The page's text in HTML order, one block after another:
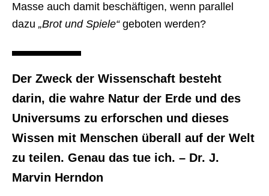
Masse auch damit beschäftigen, wenn parallel
dazu „Brot und Spiele“geboten werden?
Der Zweck der Wissenschaft besteht
darin, die wahre Natur der Erde und des
Universums zu erforschen und dieses
Wissen mit Menschen überall auf der Welt
zu teilen. Genau das tue ich. – Dr. J.
Marvin Herndon